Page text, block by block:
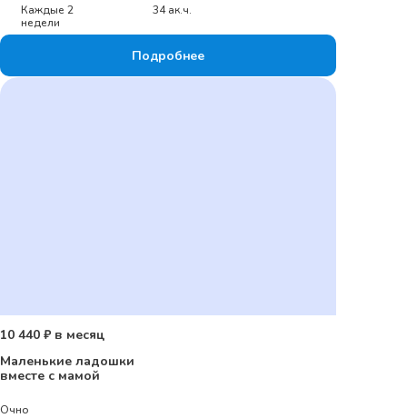
Подробнее
34 ак.ч.
Каждые 2
недели
Очно
10 440 ₽ в месяц
Маленькие ладошки
вместе с мамой